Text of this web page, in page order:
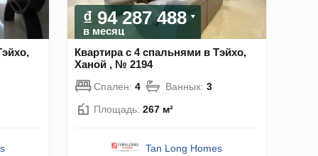
₫ 94 287 488
в месяц
Квартира с 4 спальнями в Тэйхо,
Ханой , № 2194
Спален: 4 Ванных: 3
Площадь: 267 м²
Tan Long Homes